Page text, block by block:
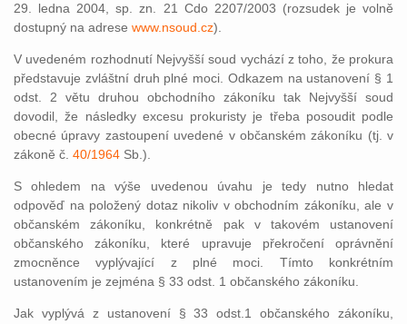
29. ledna 2004, sp. zn. 21 Cdo 2207/2003 (rozsudek je volně
dostupný na adrese www.nsoud.cz).
V uvedeném rozhodnutí Nejvyšší soud vychází z toho, že prokura
představuje zvláštní druh plné moci. Odkazem na ustanovení § 1
odst. 2 větu druhou obchodního zákoníku tak Nejvyšší soud
dovodil, že následky excesu prokuristy je třeba posoudit podle
obecné úpravy zastoupení uvedené v občanském zákoníku (tj. v
zákoně č. 40/1964 Sb.).
S ohledem na výše uvedenou úvahu je tedy nutno hledat
odpověď na položený dotaz nikoliv v obchodním zákoníku, ale v
občanském zákoníku, konkrétně pak v takovém ustanovení
občanského zákoníku, které upravuje překročení oprávnění
zmocněnce vyplývající z plné moci. Tímto konkrétním
ustanovením je zejména § 33 odst. 1 občanského zákoníku.
Jak vyplývá z ustanovení § 33 odst.1 občanského zákoníku,